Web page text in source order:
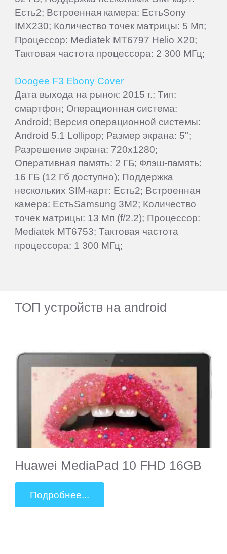
Есть2; Встроенная камера: ЕстьSony
IMX230; Количество точек матрицы: 5 Мп;
Процессор: Mediatek MT6797 Helio X20;
Тактовая частота процессора: 2 300 МГц;
Doogee F3 Ebony Cover
Дата выхода на рынок: 2015 г.; Тип:
смартфон; Операционная система:
Android; Версия операционной системы:
Android 5.1 Lollipop; Размер экрана: 5";
Разрешение экрана: 720x1280;
Оперативная память: 2 ГБ; Флэш-память:
16 ГБ (12 Гб доступно); Поддержка
нескольких SIM-карт: Есть2; Встроенная
камера: ЕстьSamsung 3M2; Количество
точек матрицы: 13 Мп (f/2.2); Процессор:
Mediatek MT6753; Тактовая частота
процессора: 1 300 МГц;
ТОП устройств на android
Huawei MediaPad 10 FHD 16GB
Подробнее...